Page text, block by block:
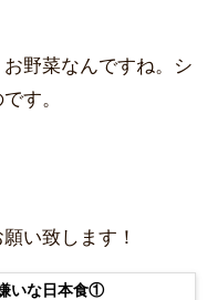
野菜なんですね。シ
す。
願い致します！
いな日本食①